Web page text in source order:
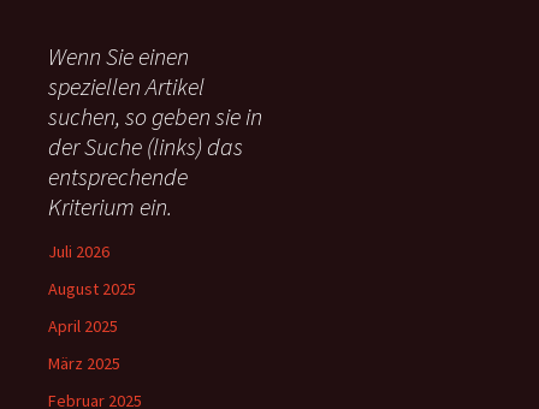
n
n
a
c
:
Wenn Sie einen
speziellen Artikel
suchen, so geben sie in
der Suche (links) das
entsprechende
Kriterium ein.
Juli 2026
August 2025
April 2025
März 2025
Februar 2025